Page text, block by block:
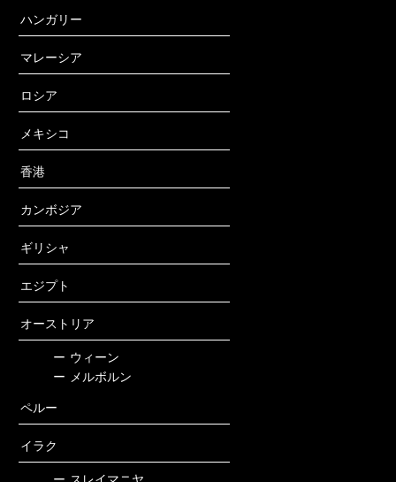
ハンガリー
マレーシア
ロシア
メキシコ
香港
カンボジア
ギリシャ
エジプト
オーストリア
ー ウィーン
ー
メルボルン
ペルー
イラク